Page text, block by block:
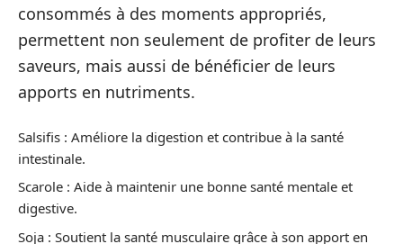
consommés à des moments appropriés,
permettent non seulement de profiter de leurs
saveurs, mais aussi de bénéficier de leurs
apports en nutriments.
Salsifis : Améliore la digestion et contribue à la santé
intestinale.
Scarole : Aide à maintenir une bonne santé mentale et
digestive.
Soja : Soutient la santé musculaire grâce à son apport en